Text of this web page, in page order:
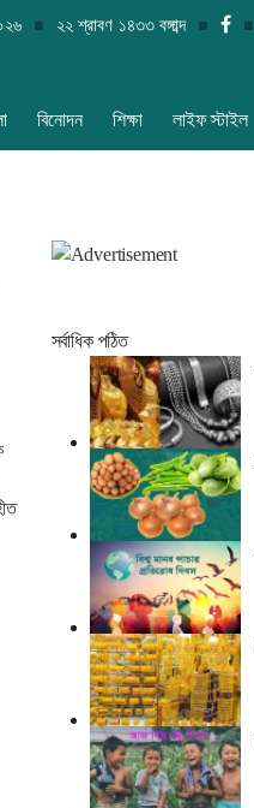
২২ শ্রাবণ ১৪৩৩ বঙ্গাব্দ
বিনোদন শিক্ষা লাইফ স্টাইল
সর্বাধিক পঠিত